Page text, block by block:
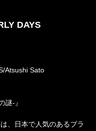
DAYS
Atsushi Sato
謎-』
、日本で人気のあるブラ